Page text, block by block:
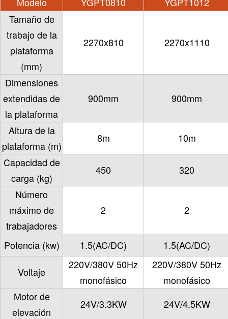
Tamaño de
trabajo de la
plataforma
(mm)
2270x810 2270x1110
Dimensiones
extendidas de
la plataforma
900mm 900mm
Altura de la
plataforma (m)
8m
10m
Capacidad de
carga (kg)
450
320
Número
máximo de
trabajadores
2 2
Potencia (kw) 1.5(AC/DC) 1.5(AC/DC)
Voltaje
220V/380V 50Hz
monofásico
220V/380V 50Hz
monofásico
Motor de
elevación
24V/3.3KW
24V/4.5KW